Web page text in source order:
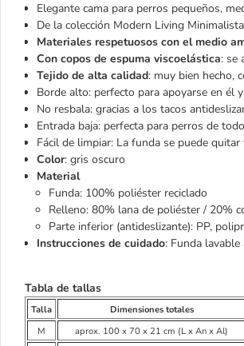
Elegante cama para perros pequeños,
De la colección Modern Living Minimalista
Materiales respetuosos con el medio
Con copos de espuma viscoelástica: se
Tejido de alta calidad: muy bien hecho,
Borde alto: perfecto para apoyarse en él
No resbala: gracias a los tacos
Entrada baja: perfecta para perros de
Fácil de limpiar: La funda se puede
Color: gris oscuro
Material
Funda: 100% poliéster reciclado
Relleno: 80% lana de poliéster / 20%
Parte inferior (antideslizante): PP,
Instrucciones de cuidado: Funda lavable
Tabla de tallas
Talla Dimensiones totales
M
aprox. 100 x 70 x 21 cm (L x An x Al)